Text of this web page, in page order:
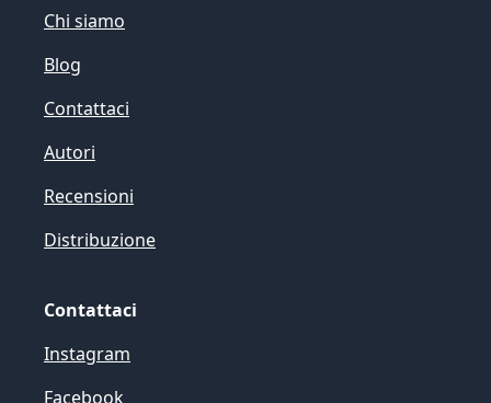
Chi siamo
Blog
Contattaci
Autori
Recensioni
Distribuzione
Contattaci
Instagram
Facebook